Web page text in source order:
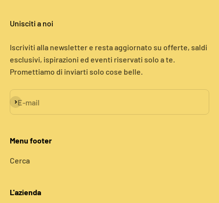
Unisciti a noi
Iscriviti alla newsletter e resta aggiornato su offerte, saldi
esclusivi, ispirazioni ed eventi riservati solo a te.
Promettiamo di inviarti solo cose belle.
E-mail
Iscriviti alla newsletter
Menu footer
Cerca
L'azienda